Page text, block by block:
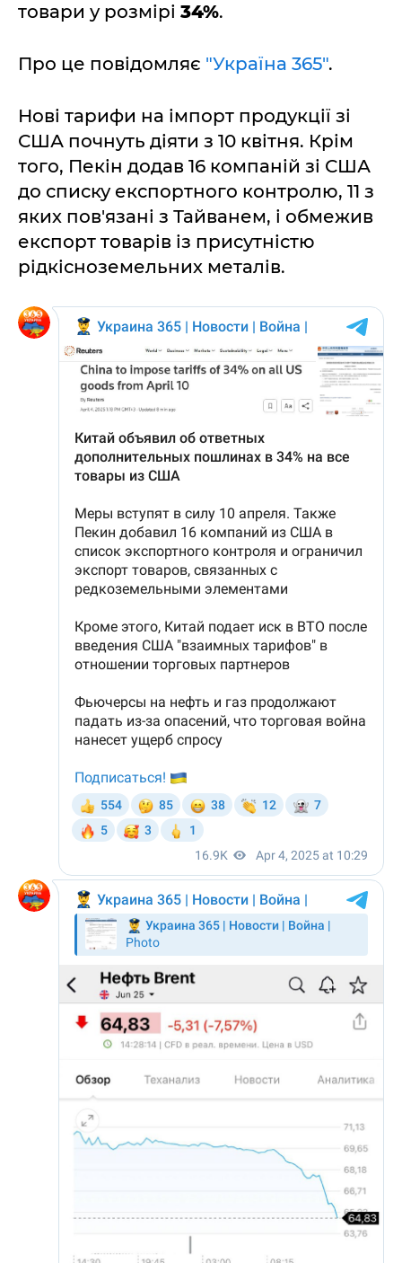
товари у розмірі 34%.
Про це повідомляє "Україна 365".
Нові тарифи на імпорт продукції зі
США почнуть діяти з 10 квітня. Крім
того, Пекін додав 16 компаній зі США
до списку експортного контролю, 11 з
яких пов'язані з Тайванем, і обмежив
експорт товарів із присутністю
рідкісноземельних металів.